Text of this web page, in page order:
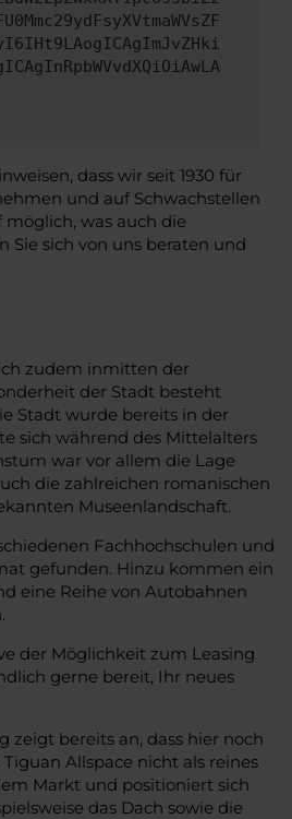
dass wir seit 1930 für
und auf Schwachstellen
was auch die
Sie sich von uns beraten und
zudem inmitten der
der Stadt besteht
Stadt wurde bereits in der
sich während des Mittelalters
war vor allem die Lage
die zahlreichen romanischen
Museenlandschaft.
Fachhochschulen und
gefunden. Hinzu kommen ein
eine Reihe von Autobahnen
der Möglichkeit zum Leasing
gerne bereit, Ihr neues
zeigt bereits an, dass hier noch
Allspace nicht als reines
Markt und positioniert sich
das Dach sowie die